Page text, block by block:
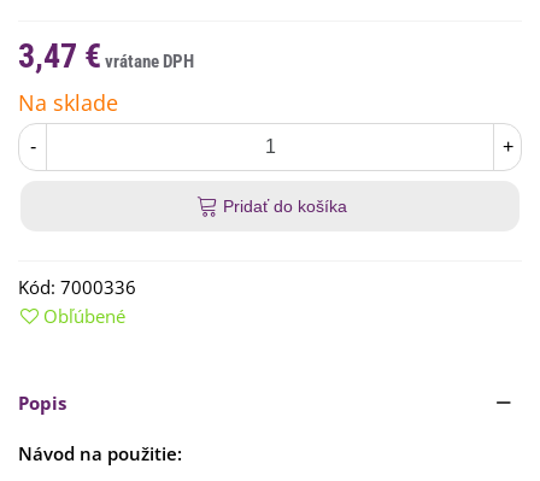
3,47 €
Na sklade
- +
Pridať do košíka
Kód: 7000336
Obľúbené
Popis
Návod na použitie: